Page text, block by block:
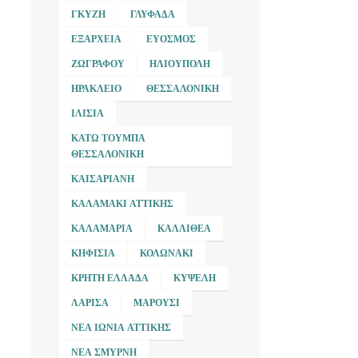
ΓΚΎΖΗ ΓΛΥΦΆΔΑ
ΕΞΆΡΧΕΙΑ ΕΎΟΣΜΟΣ
ΖΩΓΡΆΦΟΥ ΗΛΙΟΎΠΟΛΗ
ΗΡΆΚΛΕΙΟ ΘΕΣΣΑΛΟΝΊΚΗ
ΙΛΊΣΙΑ
ΚΆΤΩ ΤΟΎΜΠΑ
ΘΕΣΣΑΛΟΝΊΚΗ
ΚΑΙΣΑΡΙΑΝΉ
ΚΑΛΑΜΆΚΙ ΑΤΤΙΚΉΣ
ΚΑΛΑΜΑΡΙΆ ΚΑΛΛΙΘΈΑ
ΚΗΦΙΣΙΆ ΚΟΛΩΝΆΚΙ
ΚΡΉΤΗ ΕΛΛΆΔΑ ΚΥΨΈΛΗ
ΛΆΡΙΣΑ ΜΑΡΟΎΣΙ
ΝΈΑ ΙΩΝΊΑ ΑΤΤΙΚΉΣ
ΝΈΑ ΣΜΎΡΝΗ